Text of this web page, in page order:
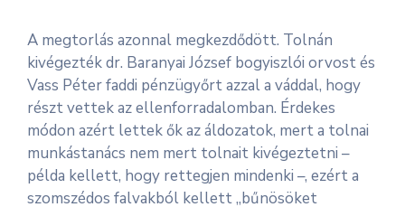
A megtorlás azonnal megkezdődött. Tolnán
kivégezték dr. Baranyai József bogyiszlói orvost és
Vass Péter faddi pénzügyőrt azzal a váddal, hogy
részt vettek az ellenforradalomban. Érdekes
módon azért lettek ők az áldozatok, mert a tolnai
munkástanács nem mert tolnait kivégeztetni –
példa kellett, hogy rettegjen mindenki –, ezért a
szomszédos falvakból kellett „bűnösöket